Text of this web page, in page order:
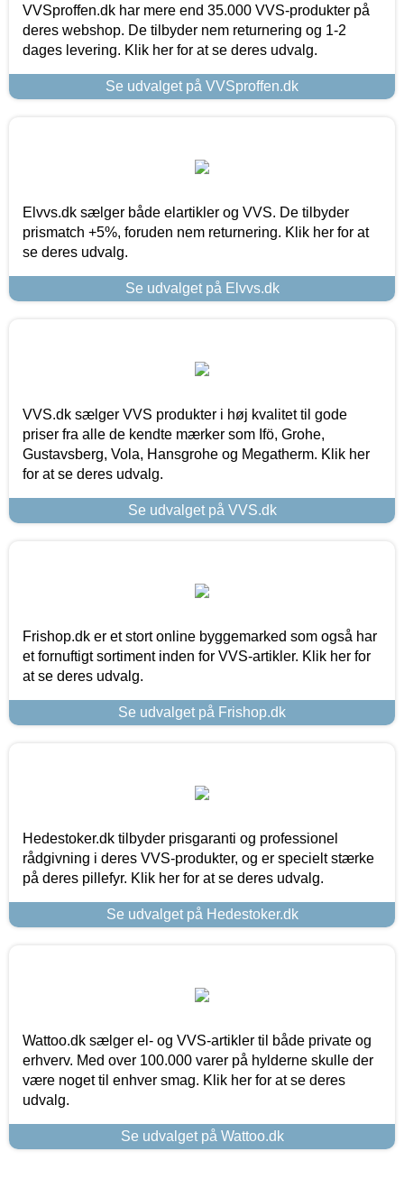
VVSproffen.dk har mere end 35.000 VVS-produkter på
deres webshop. De tilbyder nem returnering og 1-2
dages levering. Klik her for at se deres udvalg.
Se udvalget på VVSproffen.dk
Elvvs.dk sælger både elartikler og VVS. De tilbyder
prismatch +5%, foruden nem returnering. Klik her for at
se deres udvalg.
Se udvalget på Elvvs.dk
VVS.dk sælger VVS produkter i høj kvalitet til gode
priser fra alle de kendte mærker som Ifö, Grohe,
Gustavsberg, Vola, Hansgrohe og Megatherm. Klik her
for at se deres udvalg.
Se udvalget på VVS.dk
Frishop.dk er et stort online byggemarked som også har
et fornuftigt sortiment inden for VVS-artikler. Klik her for
at se deres udvalg.
Se udvalget på Frishop.dk
Hedestoker.dk tilbyder prisgaranti og professionel
rådgivning i deres VVS-produkter, og er specielt stærke
på deres pillefyr. Klik her for at se deres udvalg.
Se udvalget på Hedestoker.dk
Wattoo.dk sælger el- og VVS-artikler til både private og
erhverv. Med over 100.000 varer på hylderne skulle der
være noget til enhver smag. Klik her for at se deres
udvalg.
Se udvalget på Wattoo.dk